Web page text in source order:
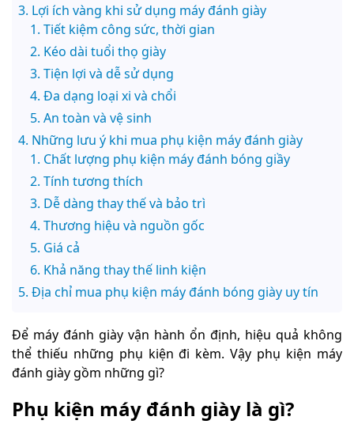
Lợi ích vàng khi sử dụng máy đánh giày
Tiết kiệm công sức, thời gian
Kéo dài tuổi thọ giày
Tiện lợi và dễ sử dụng
Đa dạng loại xi và chổi
An toàn và vệ sinh
Những lưu ý khi mua phụ kiện máy đánh giày
Chất lượng phụ kiện máy đánh bóng giầy
Tính tương thích
Dễ dàng thay thế và bảo trì
Thương hiệu và nguồn gốc
Giá cả
Khả năng thay thế linh kiện
Địa chỉ mua phụ kiện máy đánh bóng giày uy tín
Để máy đánh giày vận hành ổn định, hiệu quả không
thể thiếu những phụ kiện đi kèm. Vậy phụ kiện máy
đánh giày gồm những gì?
Phụ kiện máy đánh giày là gì?